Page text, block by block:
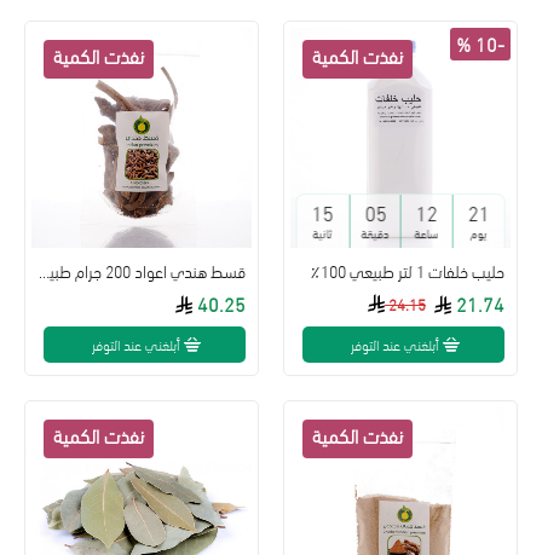
-10 %
21
يوم
12
ساعة
05
دقيقة
15
ثانية
حليب خلفات 1 لتر طبيعي 100٪؜
24.15 21.74
أبلغني عند التوفر
40.25
أبلغني عند التوفر